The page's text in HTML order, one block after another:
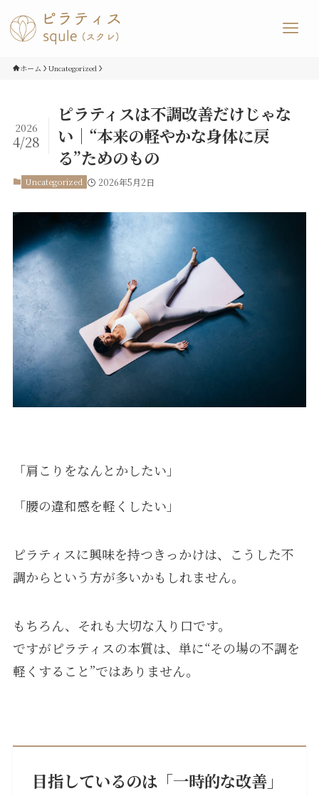
ホーム Uncategorized
ピラティスは不調改善だけじゃな
い｜“本来の軽やかな身体に戻
る”ためのもの
2026
4/28
Uncategorized 2026年5月2日
「肩こりをなんとかしたい」
「腰の違和感を軽くしたい」
ピラティスに興味を持つきっかけは、こうした不
調からという方が多いかもしれません。
もちろん、それも大切な入り口です。
ですがピラティスの本質は、単に“その場の不調を
軽くすること”ではありません。
目指しているのは「一時的な改善」